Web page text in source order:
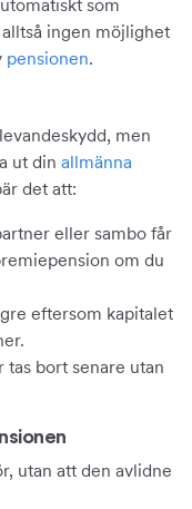
som
ingen möjlighet
pensionen.
men
ut din allmänna
det att:
eller sambo får
om du
eftersom kapitalet
tas bort senare utan
utan att den avlidne